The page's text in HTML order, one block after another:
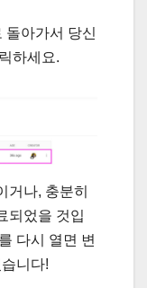
돌아가서 당신
하세요.
거나, 충분히
되었을 것입
다시 열면 변
니다!